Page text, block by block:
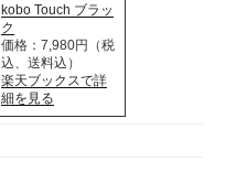
kobo Touch ブラッ
ク
価格：7,980円（税
込、送料込）
楽天ブックスで詳
細を見る